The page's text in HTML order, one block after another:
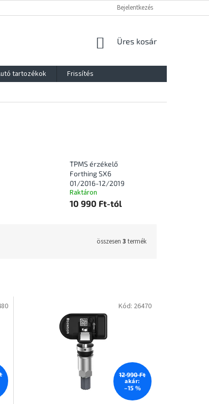
FOGYASZTÓVÉDELMI TÁJÉKOZTATÓ
Bejelentkezés
KOSÁR
Üres kosár
tartozékok
Frissítés
TPMS érzékelő
Forthing SX6
01/2016-12/2019
Raktáron
10 990 Ft-tól
összesen 3 termék
12 990 Ft
akár:
–15 %
Kód: 26470